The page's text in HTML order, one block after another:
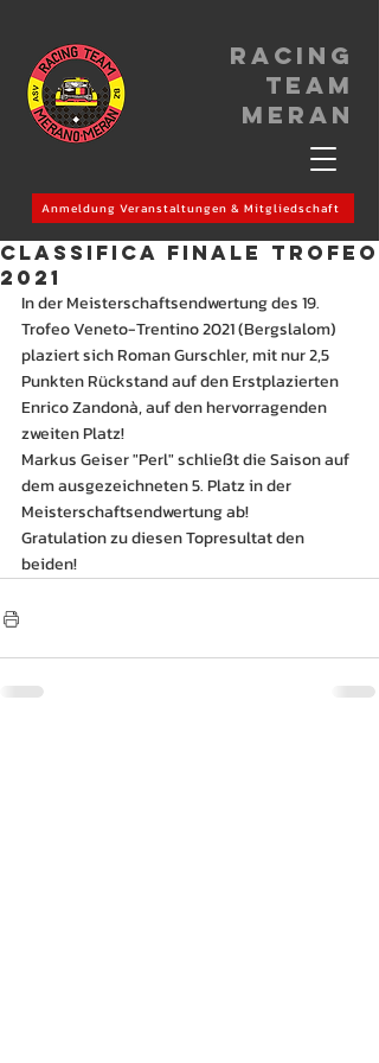
Racing
Team
meran
Anmeldung Veranstaltungen & Mitgliedschaft
Classifica Finale Trofeo
2021
In der Meisterschaftsendwertung des 19.
Trofeo Veneto-Trentino 2021 (Bergslalom)
plaziert sich Roman Gurschler, mit nur 2,5
Punkten Rückstand auf den Erstplazierten
Enrico Zandonà, auf den hervorragenden
zweiten Platz!
Markus Geiser "Perl" schließt die Saison auf
dem ausgezeichneten 5. Platz in der
Meisterschaftsendwertung ab!
Gratulation zu diesen Topresultat den
beiden!